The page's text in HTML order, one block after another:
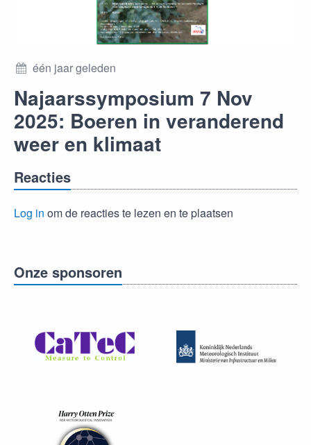
één jaar geleden
Najaarssymposium 7 Nov
2025: Boeren in veranderend
weer en klimaat
Reacties
Log in om de reacties te lezen en te plaatsen
Onze sponsoren